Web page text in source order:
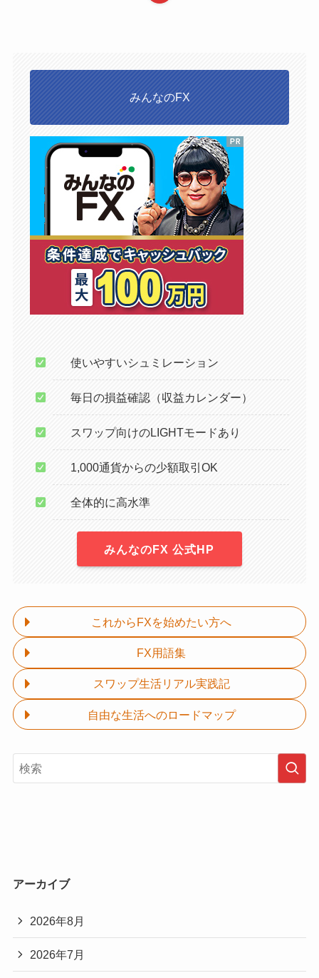
みんなのFX
使いやすいシュミレーション
毎日の損益確認（収益カレンダー）
スワップ向けのLIGHTモードあり
1,000通貨からの少額取引OK
全体的に高水準
みんなのFX 公式HP
これからFXを始めたい方へ
FX用語集
スワップ生活リアル実践記
自由な生活へのロードマップ
アーカイブ
2026年8月
2026年7月